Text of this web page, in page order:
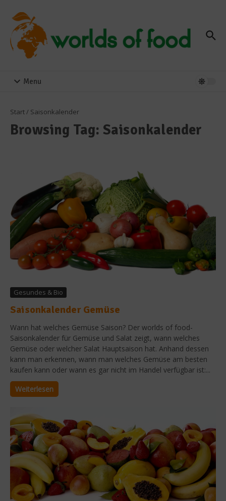
Menu
Start/ Saisonkalender
Browsing Tag: Saisonkalender
Gesundes & Bio
Saisonkalender Gemüse
Wann hat welches Gemüse Saison? Der worlds of food-
Saisonkalender für Gemüse und Salat zeigt, wann welches
Gemüse oder welcher Salat Hauptsaison hat. Anhand dessen
kann man erkennen, wann man welches Gemüse am besten
kaufen kann oder wann es gar nicht im Handel verfügbar ist:...
Weiterlesen